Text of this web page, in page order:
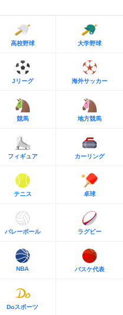
高校野球 大学野球
Jリーグ 海外サッカー
競馬 地方競馬
フィギュア カーリング
テニス 卓球
バレーボール ラグビー
NBA バスケ代表
Doスポーツ